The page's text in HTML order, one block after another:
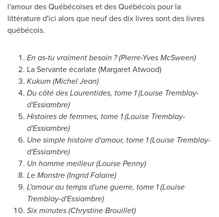
l'amour des Québécoises et des Québécois pour la
littérature d'ici alors que neuf des dix livres sont des livres
québécois.
En as-tu vraiment besoin ? (Pierre-Yves McSween)
La Servante écarlate (Margaret Atwood)
Kukum (Michel Jean)
Du côté des Laurentides, tome 1 (Louise Tremblay-
d'Essiambre)
Histoires de femmes, tome 1 (Louise Tremblay-
d'Essiambre)
Une simple histoire d'amour, tome 1 (Louise Tremblay-
d'Essiambre)
Un homme meilleur (Louise Penny)
Le Monstre (Ingrid Falaire)
L'amour au temps d'une guerre, tome 1 (Louise
Tremblay-d'Essiambre)
Six minutes (Chrystine Brouillet)